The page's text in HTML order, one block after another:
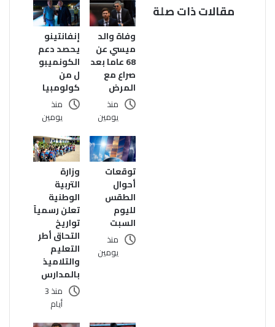
مقالات ذات صلة
وفاة والد
ميسي عن
68 عاما بعد
صراع مع
المرض
منذ
يومين
إنفانتينو
يحصد دعم
الكونميبو
ل من
كولومبيا
منذ
يومين
توقعات
أحوال
الطقس
لليوم
السبت
منذ
يومين
وزارة
التربية
الوطنية
تعلن رسمياً
تواريخ
التحاق أطر
التعليم
والتلاميذ
بالمدارس
منذ 3
أيام